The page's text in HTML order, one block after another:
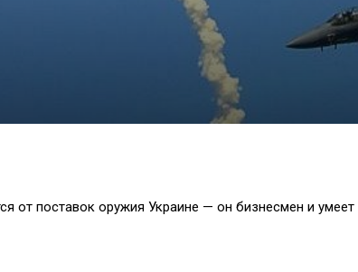
от поставок оружия Украине — он бизнесмен и умеет